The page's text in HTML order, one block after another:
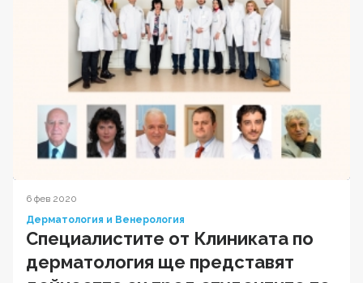
6 фев 2020
Дерматология и Венерология
Специалистите от Клиниката по
дерматология ще представят